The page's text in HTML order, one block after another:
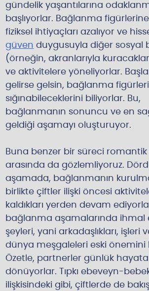
gündelik yaşantılarına
başlıyorlar. Bağlanma
fiziksel ihtiyaçları azalıyor ve
güven duygusuyla diğer sosyal
(örneğin, akranlarıyla
ve aktivitelere yöneliyorlar.
gelirse gelsin, bağlanma
sığınabileceklerini biliyorlar. Bu,
bağlanmanın sonuncu ve en
geldiği aşamayı oluşturuyor.
Buna benzer bir süreci
arasında da gözlemliyoruz.
aşamada, bağlanmanın
birlikte çiftler ilişki öncesi
kaldıkları yerden devam
bağlanma aşamalarında ihmal
şeyleri, yani arkadaşlıkları, işleri
dünya meşgaleleri eski önemini
Özetle, partnerler günlük
dönüyorlar. Tıpkı ebeveyn-
ilişkisindeki gibi, çiftlerde de